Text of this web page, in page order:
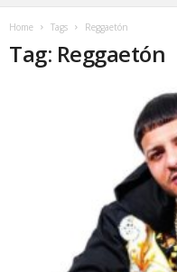
Home Tags Reggaetón
Tag: Reggaetón